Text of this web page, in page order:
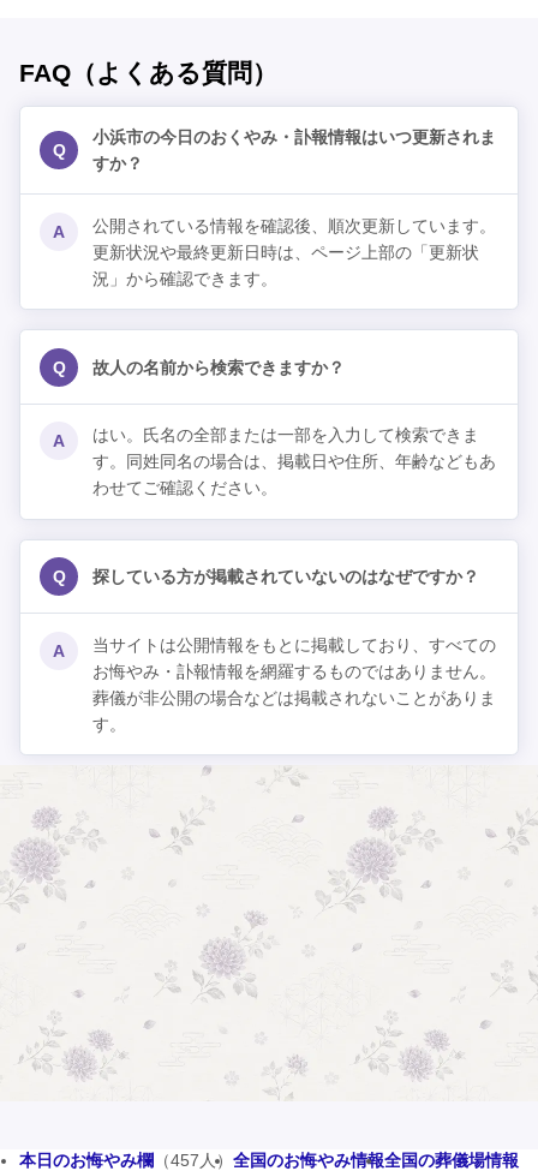
FAQ（よくある質問）
Q
小浜市の今日のおくやみ・訃報情報はいつ更新されま
すか？
A
公開されている情報を確認後、順次更新しています。
更新状況や最終更新日時は、ページ上部の「更新状
況」から確認できます。
Q 故人の名前から検索できますか？
A
はい。氏名の全部または一部を入力して検索できま
す。同姓同名の場合は、掲載日や住所、年齢などもあ
わせてご確認ください。
Q 探している方が掲載されていないのはなぜですか？
A
当サイトは公開情報をもとに掲載しており、すべての
お悔やみ・訃報情報を網羅するものではありません。
葬儀が非公開の場合などは掲載されないことがありま
す。
本日のお悔やみ欄 （457人） 全国のお悔やみ情報全国の葬儀場情報